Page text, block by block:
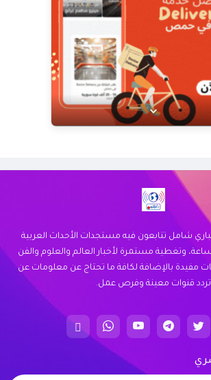
الموقع
شامل تتابعون فيه مستجدات الأحداث العربية
وتغطية مستمرة لأخبار العالم والعلوم والفن
مفيدة بالإضافة لكافة ما تحتاج عن معلومات عن
تردد قنوات معينة وفرص عمل.